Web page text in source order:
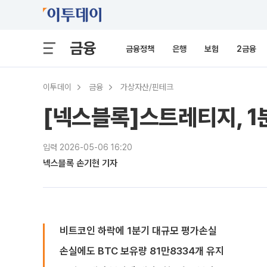
금융 금융정책 은행 보험 2금융
이투데이 금융 가상자산/핀테크
[넥스블록]스트레티지, 1
입력 2026-05-06 16:20
넥스블록 손기현 기자
비트코인 하락에 1분기 대규모 평가손실
손실에도 BTC 보유량 81만8334개 유지